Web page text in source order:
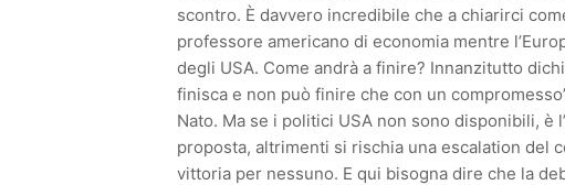
scontro. È davvero incredibile che a chiarirci
professore americano di economia mentre
degli USA. Come andrà a finire? Innanzitutto
finisca e non può finire che con un
Nato. Ma se i politici USA non sono disponibili, è
proposta, altrimenti si rischia una escalation del
vittoria per nessuno. E qui bisogna dire che la